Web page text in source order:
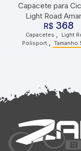
Capacete para
Light Road
Fosco Preto
58/61
R$ 368
Capacetes Light
Polisport Tamanho